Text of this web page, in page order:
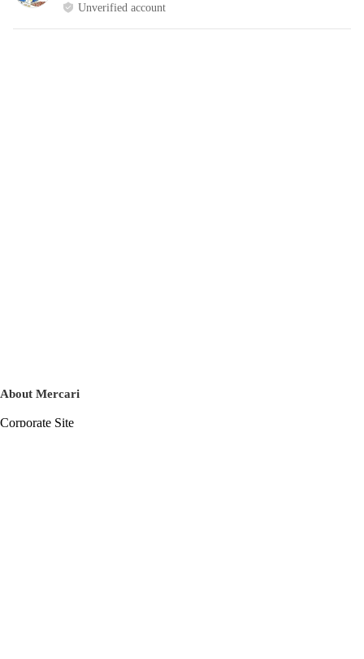
Unverified account
About Mercari
Corporate Site